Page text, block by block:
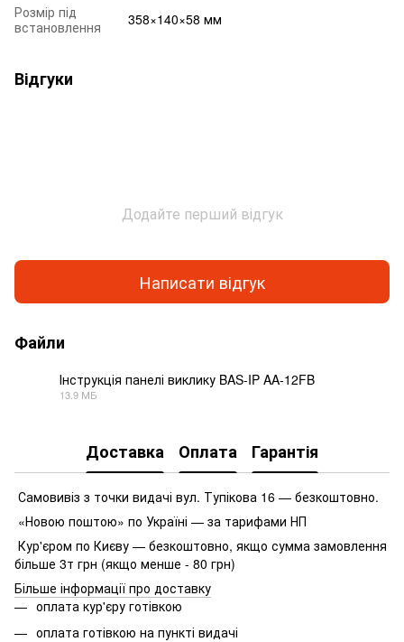
Розмір під
встановлення
358×140×58 мм
Відгуки
Додайте перший відгук
Написати відгук
Файли
Інструкція панелі виклику BAS-IP AA-12FB
13.9 МБ
Доставка Оплата Гарантія
Самовивіз з точки видачі вул. Тупікова 16 — безкоштовно.
«Новою поштою» по Україні — за тарифами НП
Кур'єром по Києву — безкоштовно, якщо сумма замовлення
більше 3т грн (якщо менше - 80 грн)
Більше інформації про доставку
оплата кур'єру готівкою
оплата готівкою на пункті видачі